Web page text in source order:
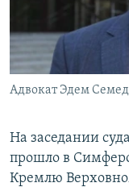
ELIFBE
УКРАИНСКАЯ
Все сайты RFE/
Адвокат Эдем
На заседании
прошло в
Кремлю